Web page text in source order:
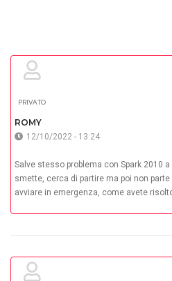
PRIVATO
ROMY
12/10/2022 - 13:24
Salve stesso problema con Spark 2010
smette, cerca di partire ma poi non parte
avviare in emergenza, come avete